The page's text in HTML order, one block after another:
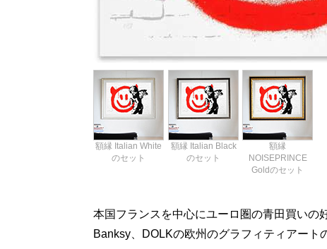
額縁 Italian White
のセット
額縁 Italian Black
のセット
額縁
NOISEPRINCE
Goldのセット
本国フランスを中心にユーロ圏の青田買いの
Banksy、DOLKの欧州のグラフィティアート